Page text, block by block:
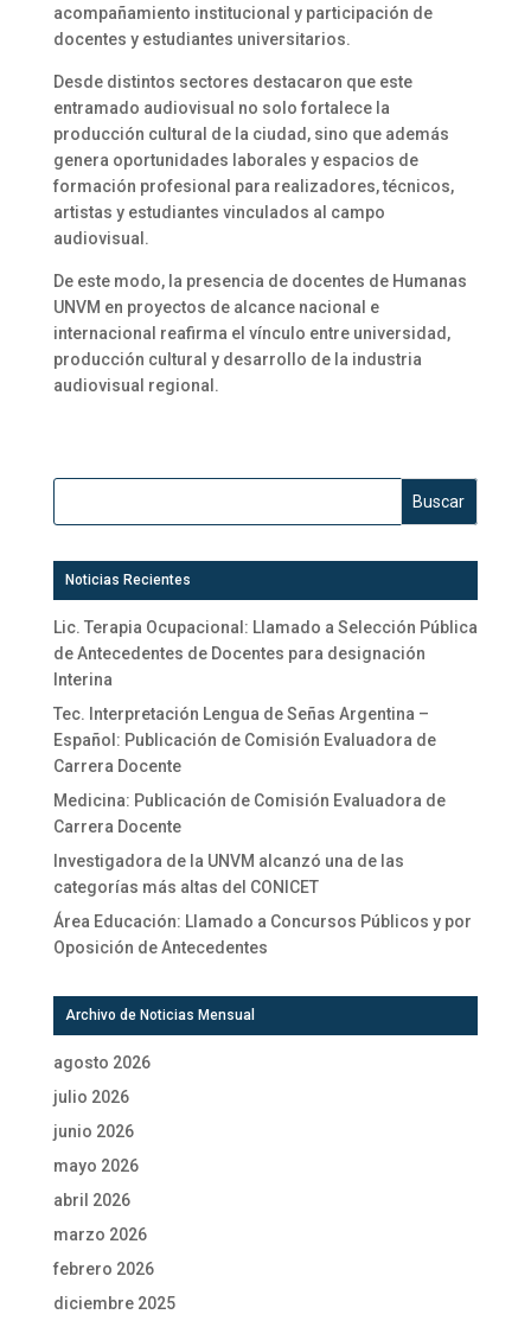
acompañamiento institucional y participación de
docentes y estudiantes universitarios.
Desde distintos sectores destacaron que este
entramado audiovisual no solo fortalece la
producción cultural de la ciudad, sino que además
genera oportunidades laborales y espacios de
formación profesional para realizadores, técnicos,
artistas y estudiantes vinculados al campo
audiovisual.
De este modo, la presencia de docentes de Humanas
UNVM en proyectos de alcance nacional e
internacional reafirma el vínculo entre universidad,
producción cultural y desarrollo de la industria
audiovisual regional.
Noticias Recientes
Lic. Terapia Ocupacional: Llamado a Selección Pública
de Antecedentes de Docentes para designación
Interina
Tec. Interpretación Lengua de Señas Argentina –
Español: Publicación de Comisión Evaluadora de
Carrera Docente
Medicina: Publicación de Comisión Evaluadora de
Carrera Docente
Investigadora de la UNVM alcanzó una de las
categorías más altas del CONICET
Área Educación: Llamado a Concursos Públicos y por
Oposición de Antecedentes
Archivo de Noticias Mensual
agosto 2026
julio 2026
junio 2026
mayo 2026
abril 2026
marzo 2026
febrero 2026
diciembre 2025